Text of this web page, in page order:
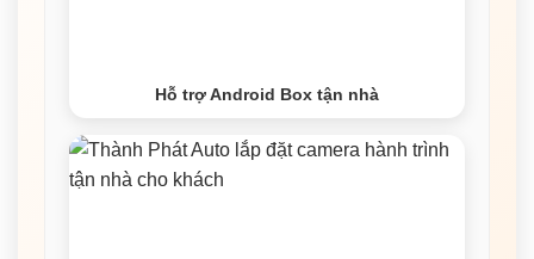
Hỗ trợ Android Box tận nhà